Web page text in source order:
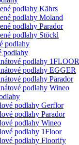
podlahy Kährs
podlahy Moland
podlahy Parador
podlahy Stöckl
podlahy
podlahy
podlahy 1FLOOR
podlahy EGGER
podlahy Parador
podlahy Wineo
podlahy Gerflor
podlahy Parador
podlahy Wineo
podlahy 1Floor
podlahy Floorify